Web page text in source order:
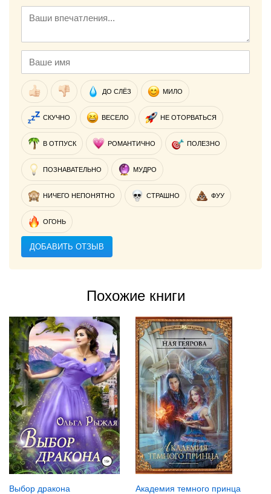
ДО СЛЁЗ МИЛО
СКУЧНО ВЕСЕЛО НЕ ОТОРВАТЬСЯ
В ОТПУСК РОМАНТИЧНО ПОЛЕЗНО
ПОЗНАВАТЕЛЬНО МУДРО
НИЧЕГО НЕПОНЯТНО СТРАШНО ФУУ
ОГОНЬ
ДОБАВИТЬ ОТЗЫВ
Похожие книги
Выбор дракона Академия темного принца